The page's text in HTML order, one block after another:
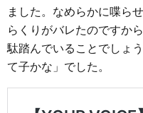
ました。なめらかに喋ら
らくりがバレたのですか
駄踏んでいることでしょ
て子かな」でした。